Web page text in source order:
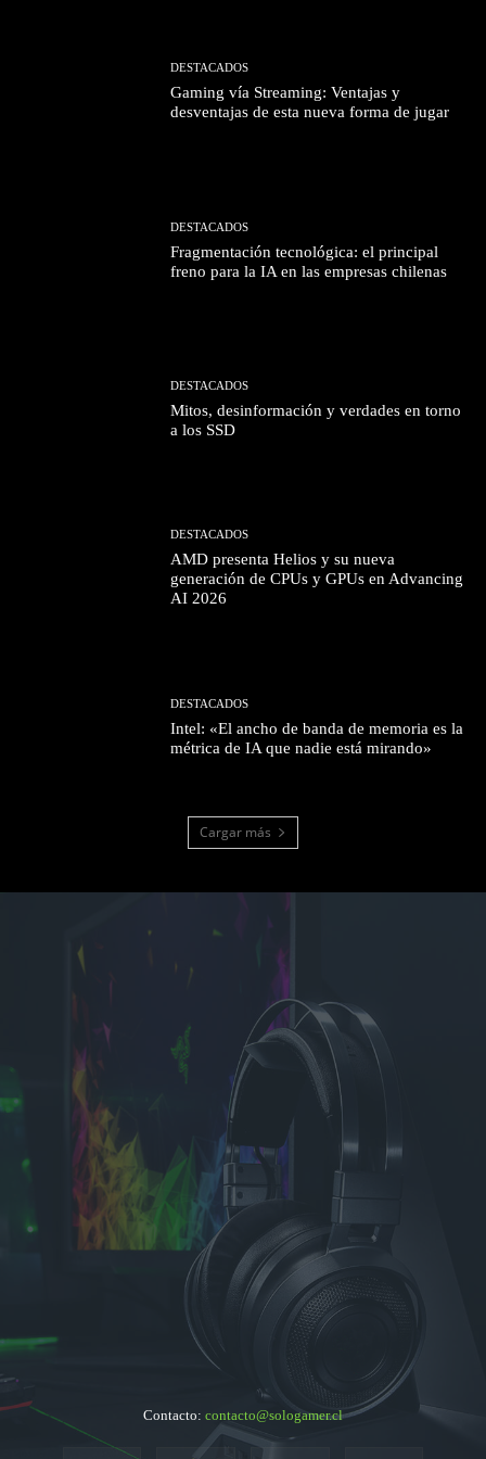
DESTACADOS
Gaming vía Streaming: Ventajas y
desventajas de esta nueva forma de jugar
DESTACADOS
Fragmentación tecnológica: el principal
freno para la IA en las empresas chilenas
DESTACADOS
Mitos, desinformación y verdades en torno
a los SSD
DESTACADOS
AMD presenta Helios y su nueva
generación de CPUs y GPUs en Advancing
AI 2026
DESTACADOS
Intel: «El ancho de banda de memoria es la
métrica de IA que nadie está mirando»
Cargar más
Contacto: contacto@sologamer.cl